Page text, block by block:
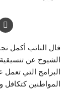
قال النائب أكمل
الشيوخ عن
البرامج التي
المواطنين كتكافل